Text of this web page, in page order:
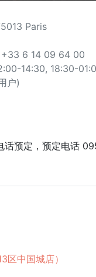
Paris
6 14 09 64 00
14:30, 18:30-
户)
预定，预定电话
区中国城店）